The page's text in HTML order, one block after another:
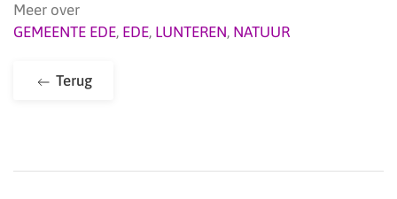
Meer over
GEMEENTE EDE, EDE, LUNTEREN, NATUUR
Terug